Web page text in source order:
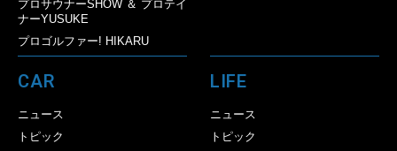
プロサウナーSHOW ＆ プロテイ
ナーYUSUKE
プロゴルファー! HIKARU
CAR
ニュース
トピック
LIFE
ニュース
トピック